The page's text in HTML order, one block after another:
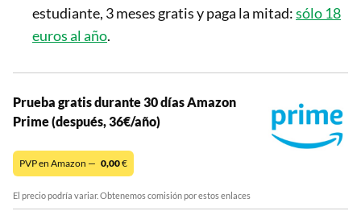
estudiante, 3 meses gratis y paga la mitad:sólo 18
euros al año.
Prueba gratis durante 30 días Amazon
Prime (después, 36€/año)
PVP en Amazon — 0,00€
El precio podría variar. Obtenemos comisión por estos enlaces